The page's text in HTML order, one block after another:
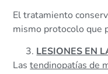
El tratamiento
mismo protocolo que
LESIONES EN
Lastendinopatías de